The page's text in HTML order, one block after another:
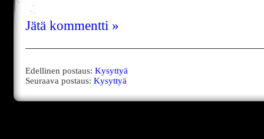
Jätä kommentti »
Edellinen postaus: Kysyttyä
Seuraava postaus: Kysyttyä